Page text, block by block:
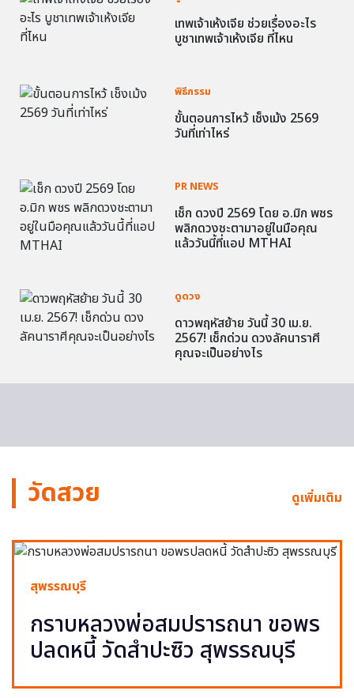
เทพเจ้าเห้งเจีย ช่วยเรื่องอะไร
บูชาเทพเจ้าเห้งเจีย ที่ไหน
พิธีกรรม
ขั้นตอนการไหว้ เช็งเม้ง 2569
วันที่เท่าไหร่
PR NEWS
เช็ก ดวงปี 2569 โดย อ.มิก พชร
พลิกดวงชะตามาอยู่ในมือคุณ
แล้ววันนี้ที่แอป MTHAI
ดูดวง
ดาวพฤหัสย้าย วันนี้ 30 เม.ย.
2567! เช็กด่วน ดวงลัคนาราศี
คุณจะเป็นอย่างไร
วัดสวย ดูเพิ่มเติม
สุพรรณบุรี
กราบหลวงพ่อสมปรารถนา ขอพร
ปลดหนี้ วัดสำปะซิว สุพรรณบุรี